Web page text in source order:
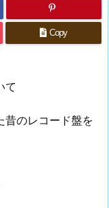
Copy
て
昔のレコード盤を